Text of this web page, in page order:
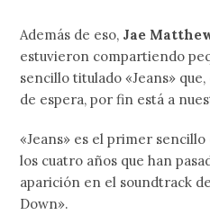
Además de eso, Jae
estuvieron compartiendo
sencillo titulado «Jeans»
de espera, por fin está a
«Jeans» es el primer sencillo
los cuatro años que han
aparición en el soundtrack
Down».